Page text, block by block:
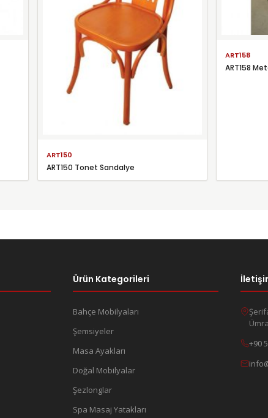
ART150
ART150 Tonet Sandalye
ART158
ART158
Ürün Kategorileri
Bahçe Mobilyaları
Şemsiyeler
Masa Ayakları
Doğal Mobilyalar
Şezlonglar
Spa Masaj Yatakları
+90